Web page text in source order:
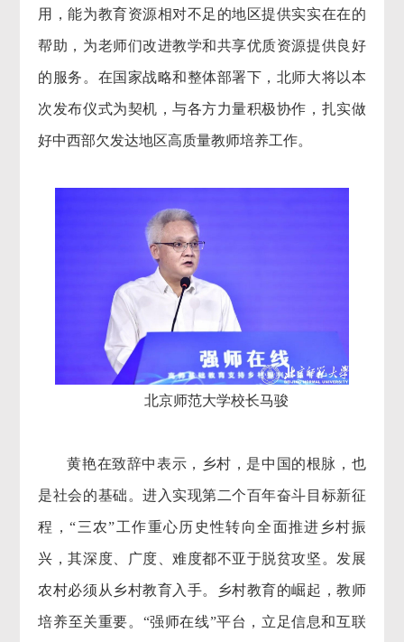
用，能为教育资源相对不足的地区提供实实在在的
帮助，为老师们改进教学和共享优质资源提供良好
的服务。在国家战略和整体部署下，北师大将以本
次发布仪式为契机，与各方力量积极协作，扎实做
好中西部欠发达地区高质量教师培养工作。
北京师范大学校长马骏
黄艳在致辞中表示，乡村，是中国的根脉，也
是社会的基础。进入实现第二个百年奋斗目标新征
程，“三农”工作重心历史性转向全面推进乡村振
兴，其深度、广度、难度都不亚于脱贫攻坚。发展
农村必须从乡村教育入手。乡村教育的崛起，教师
培养至关重要。“强师在线”平台，立足信息和互联